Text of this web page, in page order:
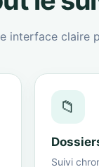
interface claire
📁
Suivi